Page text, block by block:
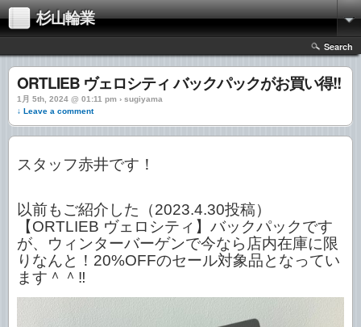
杉山輪業
Search
ORTLIEB ヴェロシティ バックパックがお買い得!!
1月 5th, 2024 @ 01:11 pm › sugiyama
↓ Leave a comment
スタッフ赤井です！
以前もご紹介した（2023.4.30投稿）
【ORTLIEB ヴェロシティ】バックパックです
が、ウィンターバーゲンで今なら店内在庫に限
りなんと！20%OFFのセール対象品となってい
ます＾＾‼︎